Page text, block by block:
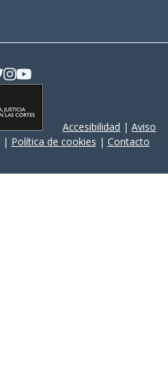
Accesibilidad | Aviso
| Política de cookies | Contacto